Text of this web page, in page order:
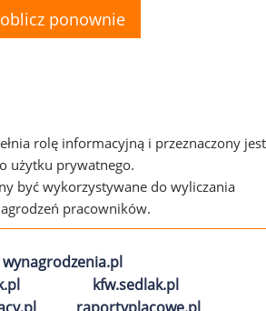
oblicz ponownie
rolę informacyjną i przeznaczony jest
użytku prywatnego.
być wykorzystywane do wyliczania
pracowników.
wynagrodzenia.pl
kfw.sedlak.pl